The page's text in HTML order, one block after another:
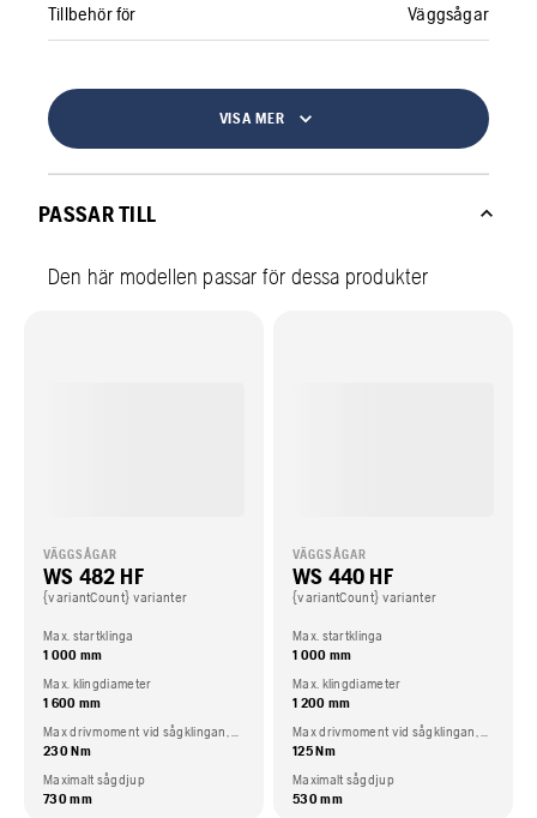
Tillbehör för Väggsågar
VISA MER
PASSAR TILL
Den här modellen passar för dessa produkter
VÄGGSÅGAR
WS 482 HF
{variantCount} varianter
Max. startklinga
1 000 mm
Max. klingdiameter
1 600 mm
Max drivmoment vid sågklingan, Nm
230 Nm
Maximalt sågdjup
730 mm
VÄGGSÅGAR
WS 440 HF
{variantCount} varianter
Max. startklinga
1 000 mm
Max. klingdiameter
1 200 mm
Max drivmoment vid sågklingan, Nm
125 Nm
Maximalt sågdjup
530 mm